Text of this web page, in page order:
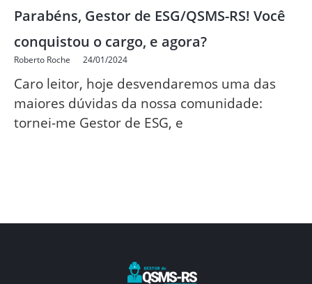
Parabéns, Gestor de ESG/QSMS-RS! Você
conquistou o cargo, e agora?
Roberto Roche 24/01/2024
Caro leitor, hoje desvendaremos uma das
maiores dúvidas da nossa comunidade:
tornei-me Gestor de ESG, e